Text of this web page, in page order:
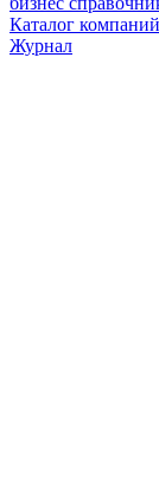
Каталог компаний
Журнал